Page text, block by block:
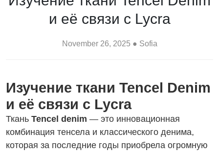
и её связи с Lycra
November 26, 2025 ● Sofia
Изучение ткани Tencel Denim
и её связи с Lycra
Ткань Tencel denim — это инновационная
комбинация тенсела и классического денима,
которая за последние годы приобрела огромную